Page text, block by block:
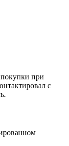
при
с